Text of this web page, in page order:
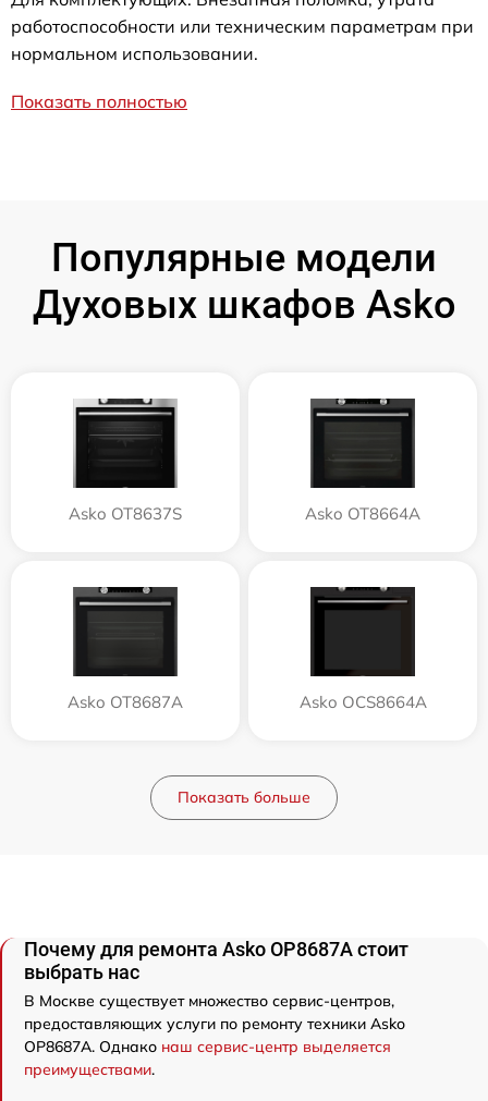
работоспособности или техническим параметрам при
нормальном использовании.
Показать полностью
Популярные модели
Духовых шкафов Asko
Asko OT8637S Asko OT8664A
Asko OT8687A Asko OCS8664A
Показать больше
Почему для ремонта Asko OP8687A стоит
выбрать нас
В Москве существует множество сервис-центров,
предоставляющих услуги по ремонту техники Asko
OP8687A. Однако наш сервис-центр выделяется
преимуществами.